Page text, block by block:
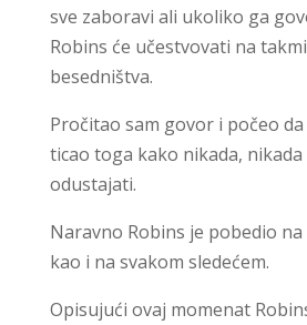
sve zaboravi ali ukoliko ga
Robins će učestvovati na
besedništva.
Pročitao sam govor i počeo
ticao toga kako nikada,
odustajati.
Naravno Robins je pobedio
kao i na svakom sledećem.
Opisujući ovaj momenat